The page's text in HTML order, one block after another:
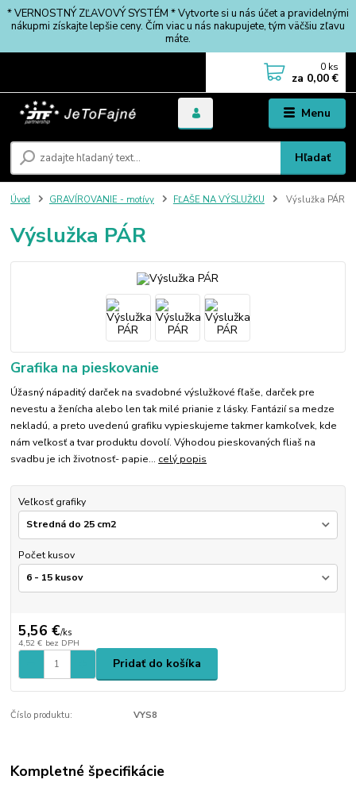
* VERNOSTNÝ ZĽAVOVÝ SYSTÉM * Vytvorte si u nás účet a pravidelnými
nákupmi získajte lepšie ceny. Čím viac u nás nakupujete, tým väčšiu zľavu
máte.
Menu
Hľadať
0 ks
za 0,00 €
Úvod GRAVÍROVANIE - motívy FĽAŠE NA VÝSLUŽKU Výslužka PÁR
Výslužka PÁR
Grafika na pieskovanie
Úžasný nápaditý darček na svadobné výslužkové fľaše, darček pre
nevestu a ženícha alebo len tak milé prianie z lásky. Fantázií sa medze
nekladú, a preto uvedenú grafiku vypieskujeme takmer kamkoľvek, kde
nám veľkosť a tvar produktu dovolí. Výhodou pieskovaných fliaš na
svadbu je ich životnosť- papie... celý popis
Veľkosť grafiky
Počet kusov
5,56 €/ks
4,52 € bez DPH
Pridať do košíka
Číslo produktu: VYS8
Kompletné špecifikácie